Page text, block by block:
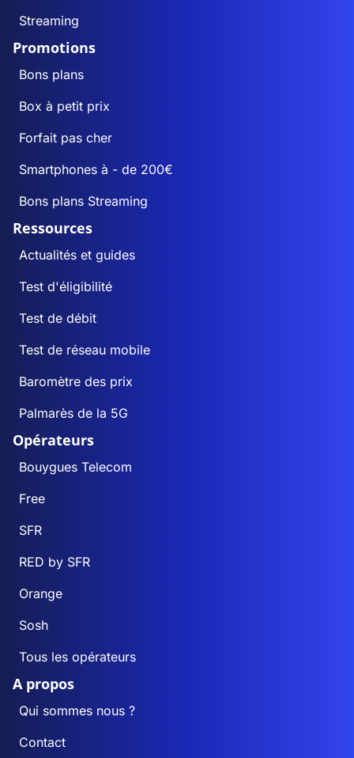
Streaming
Promotions
Bons plans
Box à petit prix
Forfait pas cher
Smartphones à - de 200€
Bons plans Streaming
Ressources
Actualités et guides
Test d'éligibilité
Test de débit
Test de réseau mobile
Baromètre des prix
Palmarès de la 5G
Opérateurs
Bouygues Telecom
Free
SFR
RED by SFR
Orange
Sosh
Tous les opérateurs
A propos
Qui sommes nous ?
Contact